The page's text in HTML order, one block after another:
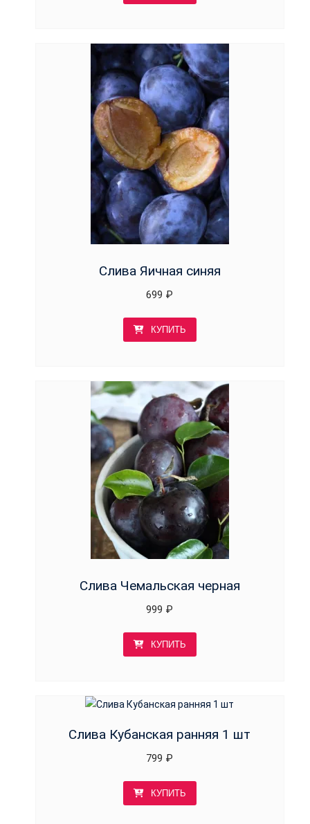
Слива Яичная синяя
699 ₽
КУПИТЬ
Слива Чемальская черная
999 ₽
КУПИТЬ
Слива Кубанская ранняя 1 шт
799 ₽
КУПИТЬ